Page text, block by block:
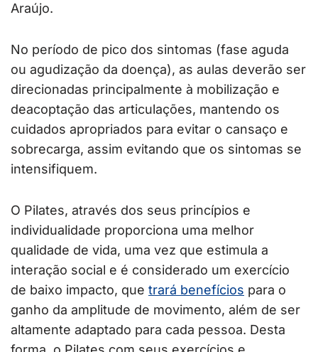
Araújo.
No período de pico dos sintomas (fase aguda
ou agudização da doença), as aulas deverão ser
direcionadas principalmente à mobilização e
deacoptação das articulações, mantendo os
cuidados apropriados para evitar o cansaço e
sobrecarga, assim evitando que os sintomas se
intensifiquem.
O Pilates, através dos seus princípios e
individualidade proporciona uma melhor
qualidade de vida, uma vez que estimula a
interação social e é considerado um exercício
de baixo impacto, que trará benefícios para o
ganho da amplitude de movimento, além de ser
altamente adaptado para cada pessoa. Desta